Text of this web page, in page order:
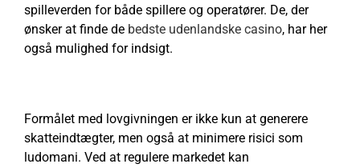
spilleverden for både spillere og operatører. De, der
ønsker at finde de bedste udenlandske casino, har her
også mulighed for indsigt.
Formålet med lovgivningen er ikke kun at generere
skatteindtægter, men også at minimere risici som
ludomani. Ved at regulere markedet kan